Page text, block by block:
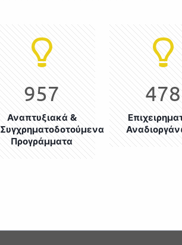
957
Αναπτυξιακά &
Συγχρηματοδοτούμενα
Προγράμματα
478